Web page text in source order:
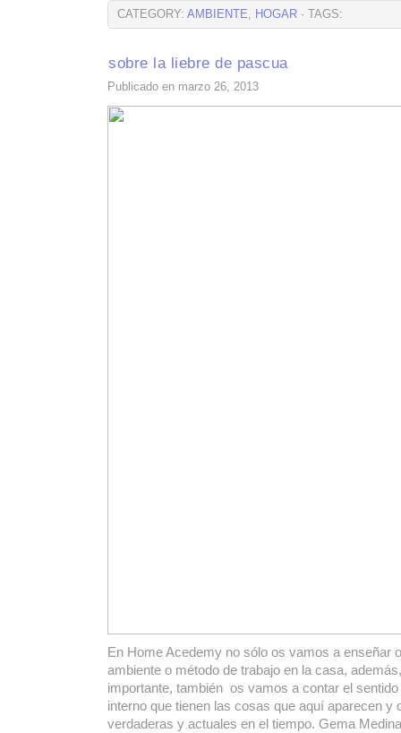
CATEGORY: AMBIENTE, HOGAR · TAGS:
sobre la liebre de pascua
Publicado en marzo 26, 2013
En Home Acedemy no sólo os vamos a enseñar
ambiente o método de trabajo en la casa,
importante, también os vamos a contar el
interno que tienen las cosas que aquí aparecen y
verdaderas y actuales en el tiempo. Gema